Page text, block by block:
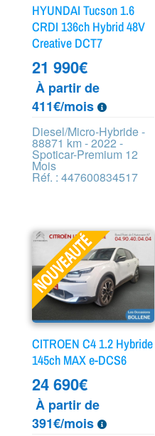
HYUNDAI Tucson 1.6
CRDI 136ch Hybrid 48V
Creative DCT7
21 990€
À partir de
411€/mois
Diesel/Micro-Hybride -
88871 km - 2022 -
Spoticar-Premium 12
Mois
Réf. : 447600834517
CITROEN C4 1.2 Hybride
145ch MAX e-DCS6
24 690€
À partir de
391€/mois